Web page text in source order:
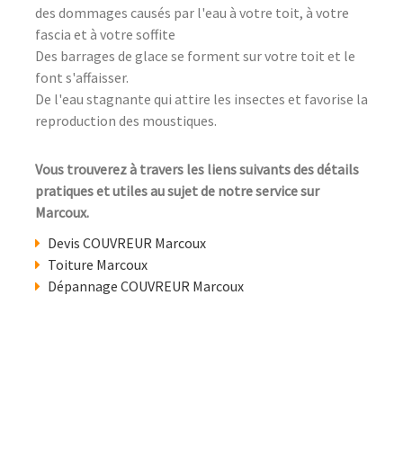
des dommages causés par l'eau à votre toit, à votre
fascia et à votre soffite
Des barrages de glace se forment sur votre toit et le
font s'affaisser.
De l'eau stagnante qui attire les insectes et favorise la
reproduction des moustiques.
Vous trouverez à travers les liens suivants des détails
pratiques et utiles au sujet de notre service sur
Marcoux.
Devis COUVREUR Marcoux
Toiture Marcoux
Dépannage COUVREUR Marcoux